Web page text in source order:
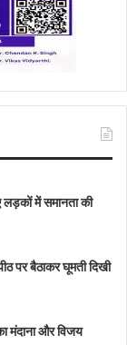
लड़कों में समानता की
पर बैठाकर घूमती दिखी
मंदाना और विजय